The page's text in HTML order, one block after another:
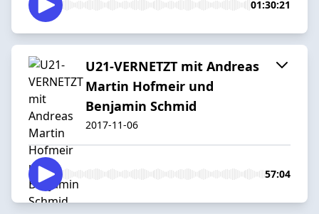
01:30:21
U21-VERNETZT mit Andreas
Martin Hofmeir und
Benjamin Schmid
2017-11-06
57:04